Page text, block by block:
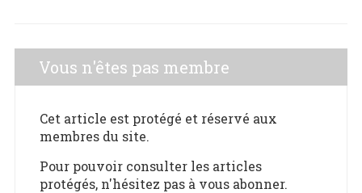
Vous n'êtes pas membre
Cet article est protégé et réservé aux
membres du site.
Pour pouvoir consulter les articles
protégés, n'hésitez pas à vous abonner.